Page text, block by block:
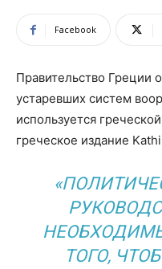
Facebook
Правительство Греции
устаревших систем
используется
греческое издание
ТОГО,